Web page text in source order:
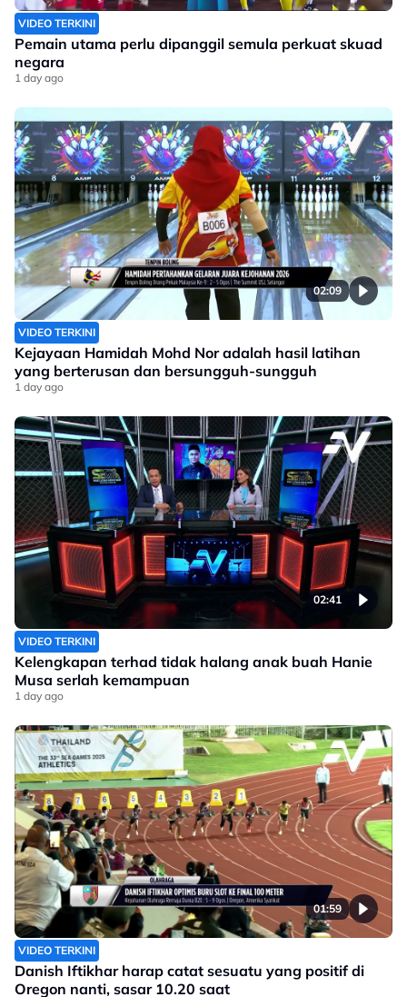
VIDEO TERKINI
Pemain utama perlu dipanggil semula perkuat skuad
negara
1 day ago
02:09
VIDEO TERKINI
Kejayaan Hamidah Mohd Nor adalah hasil latihan
yang berterusan dan bersungguh-sungguh
1 day ago
02:41
VIDEO TERKINI
Kelengkapan terhad tidak halang anak buah Hanie
Musa serlah kemampuan
1 day ago
01:59
VIDEO TERKINI
Danish Iftikhar harap catat sesuatu yang positif di
Oregon nanti, sasar 10.20 saat